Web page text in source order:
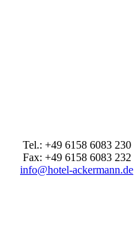
Tel.: +49 6158 6083 230
Fax: +49 6158 6083 232
info@hotel-ackermann.de